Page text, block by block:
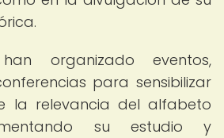
organizado eventos,
para sensibilizar
la relevancia del alfabeto
su estudio y